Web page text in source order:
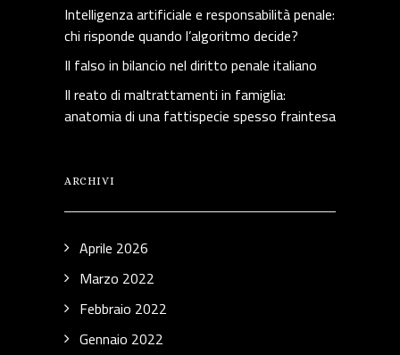
Intelligenza artificiale e responsabilità penale:
chi risponde quando l’algoritmo decide?
Il falso in bilancio nel diritto penale italiano
Il reato di maltrattamenti in famiglia:
anatomia di una fattispecie spesso fraintesa
ARCHIVI
Aprile 2026
Marzo 2022
Febbraio 2022
Gennaio 2022